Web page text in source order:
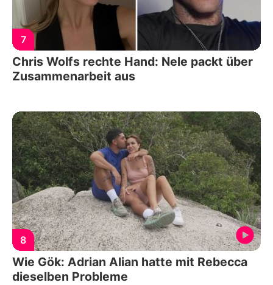
7
Chris Wolfs rechte Hand: Nele packt über
Zusammenarbeit aus
8
Wie Gök: Adrian Alian hatte mit Rebecca
dieselben Probleme